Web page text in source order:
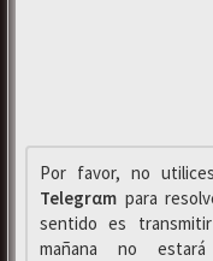
Por favor, no
Telegrαm para
sentido es
mañana no estará